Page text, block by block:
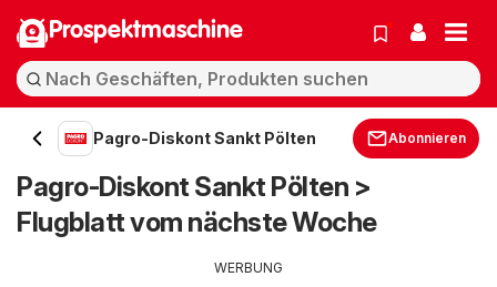
Prospektmaschine
Pagro-Diskont Sankt Pölten Abonnieren
Pagro-Diskont Sankt Pölten >
Flugblatt vom nächste Woche
WERBUNG